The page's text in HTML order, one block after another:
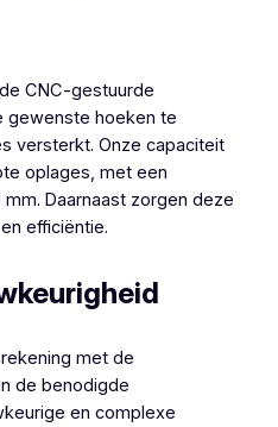
CNC-gestuurde
gewenste hoeken te
versterkt. Onze capaciteit
oplages, met een
Daarnaast zorgen deze
efficiëntie.
met de
de benodigde
en complexe